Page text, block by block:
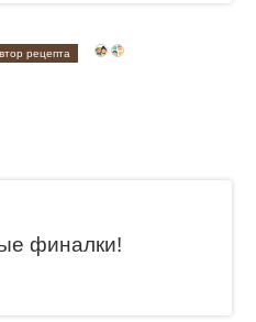
рецепта
финалки!